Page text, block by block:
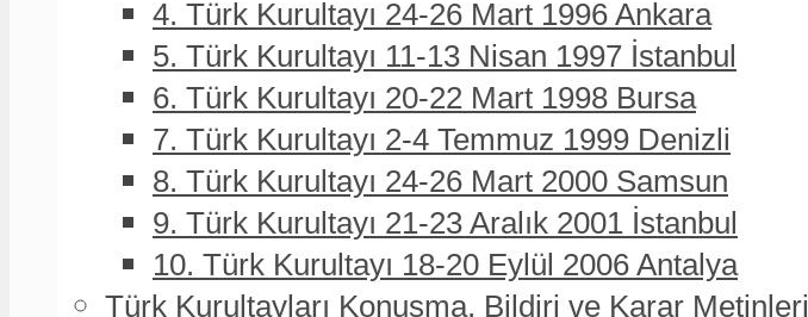
4. Türk Kurultayı 24-26 Mart 1996 Ankara
5. Türk Kurultayı 11-13 Nisan 1997 İstanbul
6. Türk Kurultayı 20-22 Mart 1998 Bursa
7. Türk Kurultayı 2-4 Temmuz 1999 Denizli
8. Türk Kurultayı 24-26 Mart 2000 Samsun
9. Türk Kurultayı 21-23 Aralık 2001 İstanbul
10. Türk Kurultayı 18-20 Eylül 2006 Antalya
Türk Kurultayları Konuşma, Bildiri ve Karar Metinleri